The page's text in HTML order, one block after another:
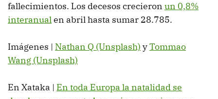
fallecimientos. Los decesos crecieron un 0,8%
interanualen abril hasta sumar 28.785.
Imágenes | Nathan Q (Unsplash) yTommao
Wang (Unsplash)
En Xataka | En toda Europa la natalidad se